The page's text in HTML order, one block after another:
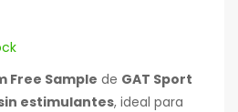
Free Sample de GAT Sport
estimulantes, ideal para